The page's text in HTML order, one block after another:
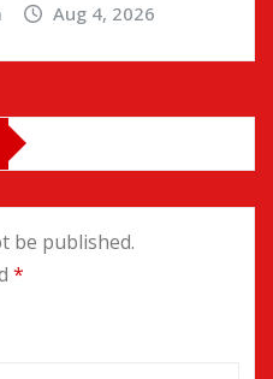
Aug 4, 2026
be published.
*